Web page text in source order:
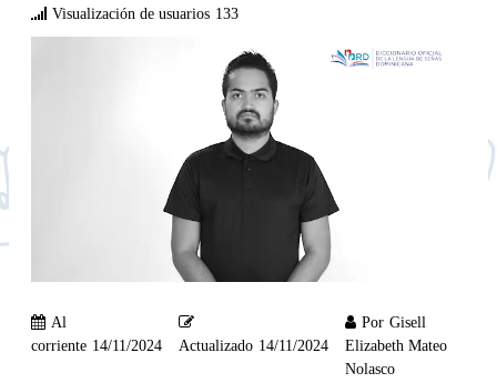
Visualización de usuarios 133
Al
corriente 14/11/2024 Actualizado 14/11/2024
Por Gisell
Elizabeth Mateo
Nolasco